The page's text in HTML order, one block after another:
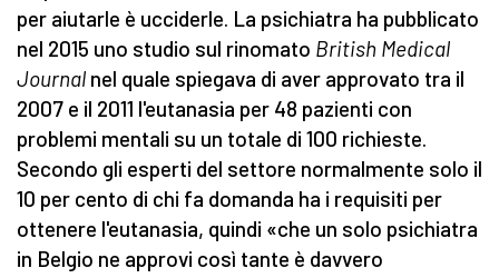
per aiutarle è ucciderle. La psichiatra ha pubblicato
nel 2015 uno studio sul rinomato British Medical
Journal nel quale spiegava di aver approvato tra il
2007 e il 2011 l'eutanasia per 48 pazienti con
problemi mentali su un totale di 100 richieste.
Secondo gli esperti del settore normalmente solo il
10 per cento di chi fa domanda ha i requisiti per
ottenere l'eutanasia, quindi «che un solo psichiatra
in Belgio ne approvi così tante è davvero